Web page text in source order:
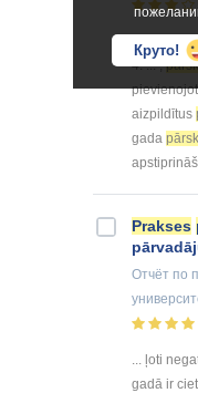
Круто!
...
4. ... ,
aizpildītus
gada
Prakses
Отчёт по
... ļoti
gadā ir